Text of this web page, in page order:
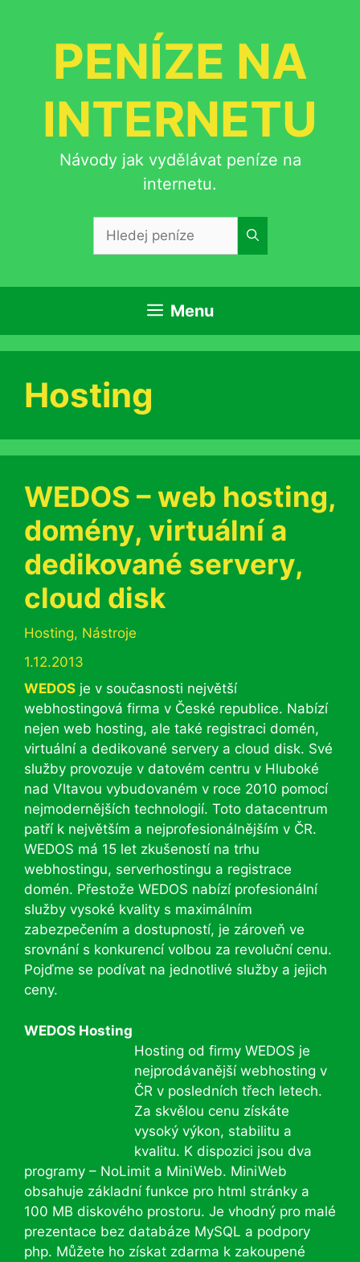
PENÍZE NA
INTERNETU
Návody jak vydělávat peníze na
internetu.
Menu
Hosting
WEDOS – web hosting,
domény, virtuální a
dedikované servery,
cloud disk
Rubriky
Hosting, Nástroje
1.12.2013
WEDOS je v současnosti největší
webhostingová firma v České republice. Nabízí
nejen web hosting, ale také registraci domén,
virtuální a dedikované servery a cloud disk. Své
služby provozuje v datovém centru v Hluboké
nad Vltavou vybudovaném v roce 2010 pomocí
nejmodernějších technologií. Toto datacentrum
patří k největším a nejprofesionálnějším v ČR.
WEDOS má 15 let zkušeností na trhu
webhostingu, serverhostingu a registrace
domén. Přestože WEDOS nabízí profesionální
služby vysoké kvality s maximálním
zabezpečením a dostupností, je zároveň ve
srovnání s konkurencí volbou za revoluční cenu.
Pojďme se podívat na jednotlivé služby a jejich
ceny.
WEDOS Hosting
Hosting od firmy WEDOS je
nejprodávanější webhosting v
ČR v posledních třech letech.
Za skvělou cenu získáte
vysoký výkon, stabilitu a
kvalitu. K dispozici jsou dva
programy – NoLimit a MiniWeb. MiniWeb
obsahuje základní funkce pro html stránky a
100 MB diskového prostoru. Je vhodný pro malé
prezentace bez databáze MySQL a podpory
php. Můžete ho získat zdarma k zakoupené